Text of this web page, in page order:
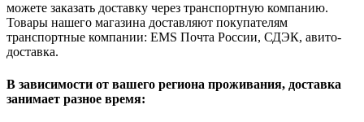
можете заказать доставку через транспортную компанию.
Товары нашего магазина доставляют покупателям
транспортные компании: EMS Почта России, СДЭК, авито-
доставка.
В зависимости от вашего региона проживания, доставка
занимает разное время: